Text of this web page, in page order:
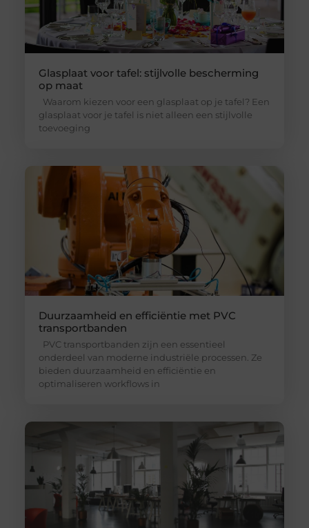
Glasplaat voor tafel: stijlvolle bescherming
op maat
Waarom kiezen voor een glasplaat op je tafel? Een
glasplaat voor je tafel is niet alleen een stijlvolle
toevoeging
Duurzaamheid en efficiëntie met PVC
transportbanden
PVC transportbanden zijn een essentieel
onderdeel van moderne industriële processen. Ze
bieden duurzaamheid en efficiëntie en
optimaliseren workflows in